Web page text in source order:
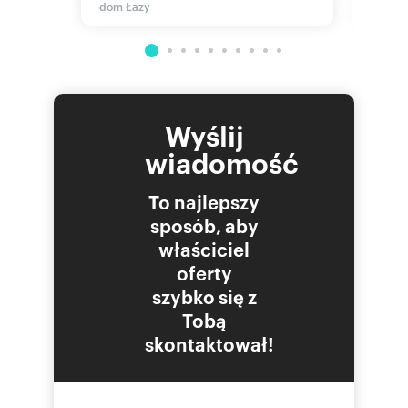
dom Łazy
Wyślij
wiadomość
To najlepszy
sposób, aby
właściciel
oferty
szybko się z
Tobą
skontaktował!